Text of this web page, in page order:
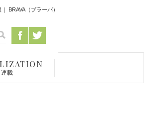
BRAVA（ブラーバ）
連載